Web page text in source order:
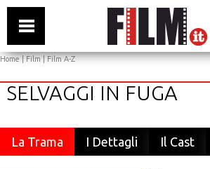
Home|Film|Film A-Z
SELVAGGI IN FUGA
La Trama I Dettagli Il Cast